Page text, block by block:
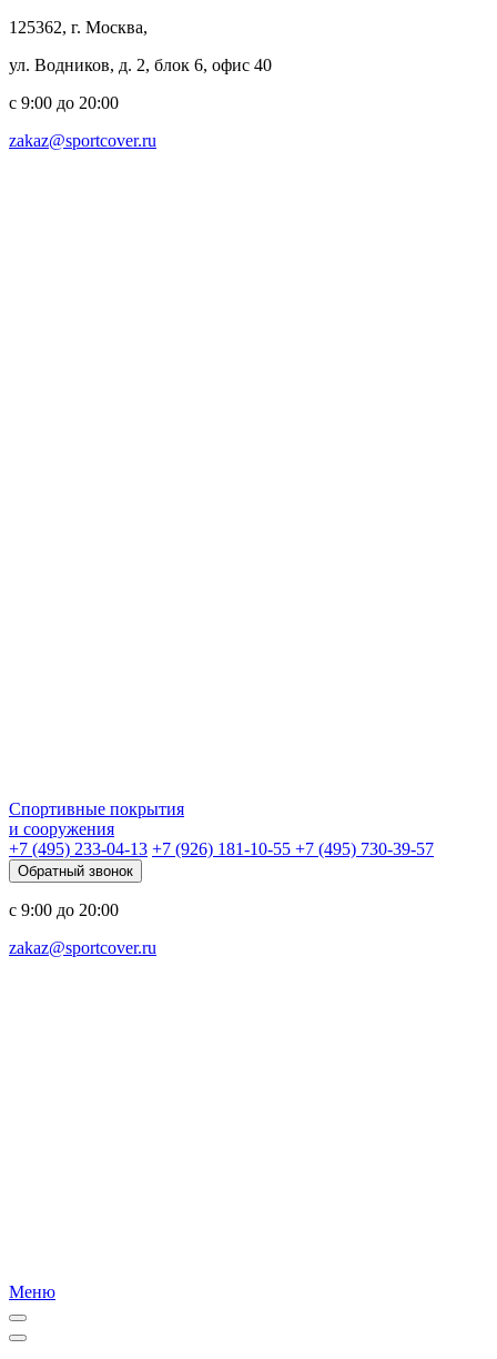
125362, г. Москва,
ул. Водников, д. 2, блок 6, офис 40
с 9:00 до 20:00
zakaz@sportcover.ru
Спортивные покрытия
и сооружения
+7 (495) 233-04-13 +7 (926) 181-10-55 +7 (495) 730-39-57
Обратный звонок
с 9:00 до 20:00
zakaz@sportcover.ru
Меню